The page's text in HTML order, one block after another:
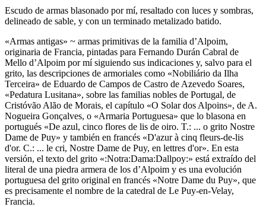
Escudo de armas blasonado por mí, resaltado con luces y sombras,
delineado de sable, y con un terminado metalizado batido.
«Armas antigas» ~ armas primitivas de la familia d’Alpoim,
originaria de Francia, pintadas para Fernando Durán Cabral de
Mello d’Alpoim por mí siguiendo sus indicaciones y, salvo para el
grito, las descripciones de armoriales como «Nobiliário da Ilha
Terceira» de Eduardo de Campos de Castro de Azevedo Soares,
«Pedatura Lusitana», sobre las familias nobles de Portugal, de
Cristóvão Alão de Morais, el capítulo «O Solar dos Alpoins», de A.
Nogueira Gonçalves, o «Armaria Portuguesa» que lo blasona en
portugués «De azul, cinco flores de lis de oiro. T.: ... o grito Nostre
Dame de Puy» y también en francés «D'azur à cinq fleurs-de-lis
d'or. C.: ... le cri, Nostre Dame de Puy, en lettres d'or». En esta
versión, el texto del grito «:Notra:Dama:Dallpoy:» está extraído del
literal de una piedra armera de los d’Alpoim y es una evolución
portuguesa del grito original en francés «Notre Dame du Puy», que
es precisamente el nombre de la catedral de Le Puy-en-Velay,
Francia.